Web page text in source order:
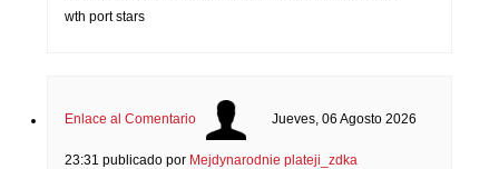
wth port stars
Enlace al Comentario Jueves, 06 Agosto 2026
23:31 publicado por Mejdynarodnie plateji_zdka